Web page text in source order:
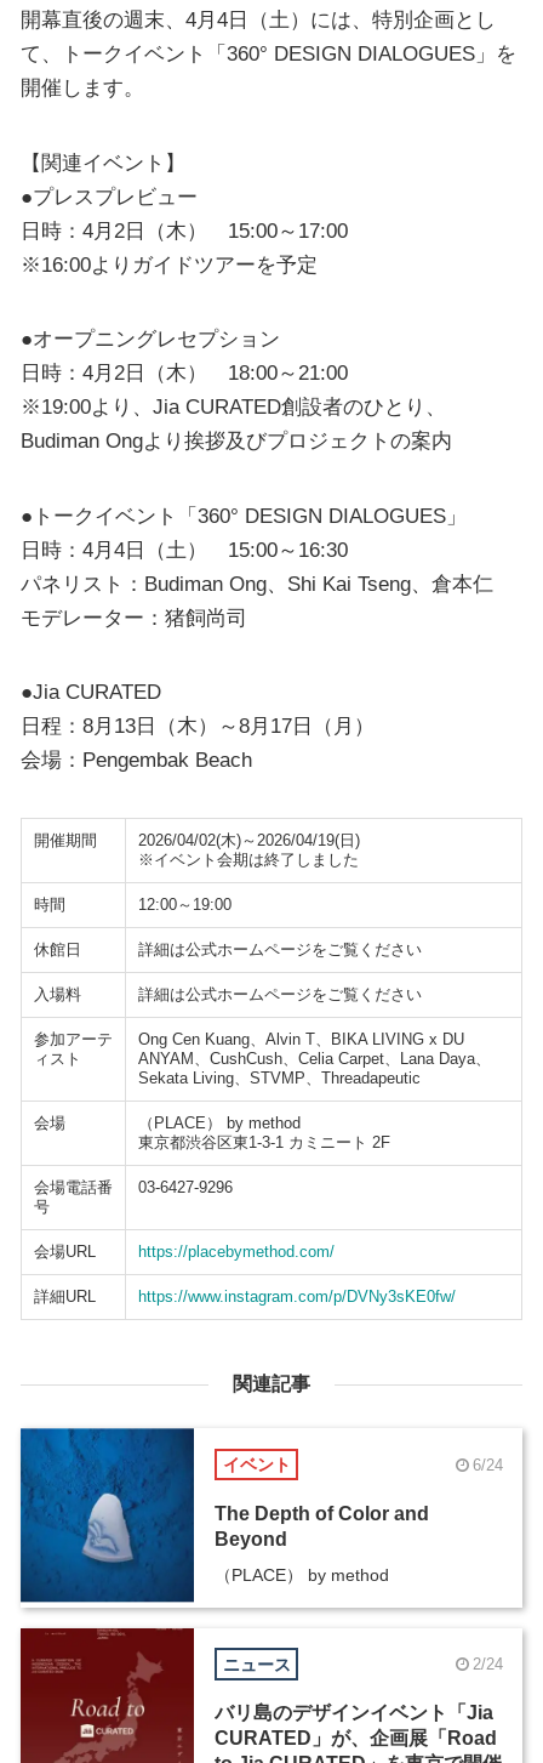
開幕直後の週末、4月4日（土）には、特別企画とし
て、トークイベント「360° DESIGN DIALOGUES」を
開催します。
【関連イベント】
●プレスプレビュー
日時：4月2日（木） 15:00～17:00
※16:00よりガイドツアーを予定
●オープニングレセプション
日時：4月2日（木） 18:00～21:00
※19:00より、Jia CURATED創設者のひとり、
Budiman Ongより挨拶及びプロジェクトの案内
●トークイベント「360° DESIGN DIALOGUES」
日時：4月4日（土） 15:00～16:30
パネリスト：Budiman Ong、Shi Kai Tseng、倉本仁
モデレーター：猪飼尚司
●Jia CURATED
日程：8月13日（木）～8月17日（月）
会場：Pengembak Beach
開催期間
2026/04/02(木)～2026/04/19(日)
※イベント会期は終了しました
時間 12:00～19:00
休館日 詳細は公式ホームページをご覧ください
入場料 詳細は公式ホームページをご覧ください
参加アーテ
ィスト
Ong Cen Kuang、Alvin T、BIKA LIVING x DU
ANYAM、CushCush、Celia Carpet、Lana Daya、
Sekata Living、STVMP、Threadapeutic
会場
（PLACE） by method
東京都渋谷区東1-3-1 カミニート 2F
会場電話番
号
03-6427-9296
会場URL https://placebymethod.com/
詳細URL https://www.instagram.com/p/DVNy3sKE0fw/
関連記事
イベント 6/24
The Depth of Color and
Beyond
（PLACE） by method
ニュース 2/24
バリ島のデザインイベント「Jia
CURATED」が、企画展「Road